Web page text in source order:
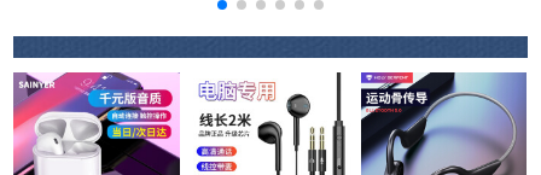
たたたたたたたみ式
ポポポポスポーツツ
スポポポポポポでツ
ッと限定されます。
ヤレン着信型防水イ
ホ音楽yaホミコンミ
帯電話ブロック
式有線hifi重低音砲K
話してもいいです。
アルプスファウェル
マイズ携帯帯泛用ミ
ニ耳栓黒